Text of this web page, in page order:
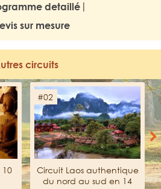
detaillé
sur mesure
circuits
10
#02
Circuit Laos authentique
du nord au sud en 14